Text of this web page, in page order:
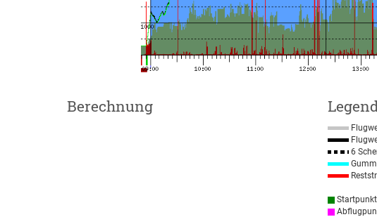
Berechnung
6
Startpunkt